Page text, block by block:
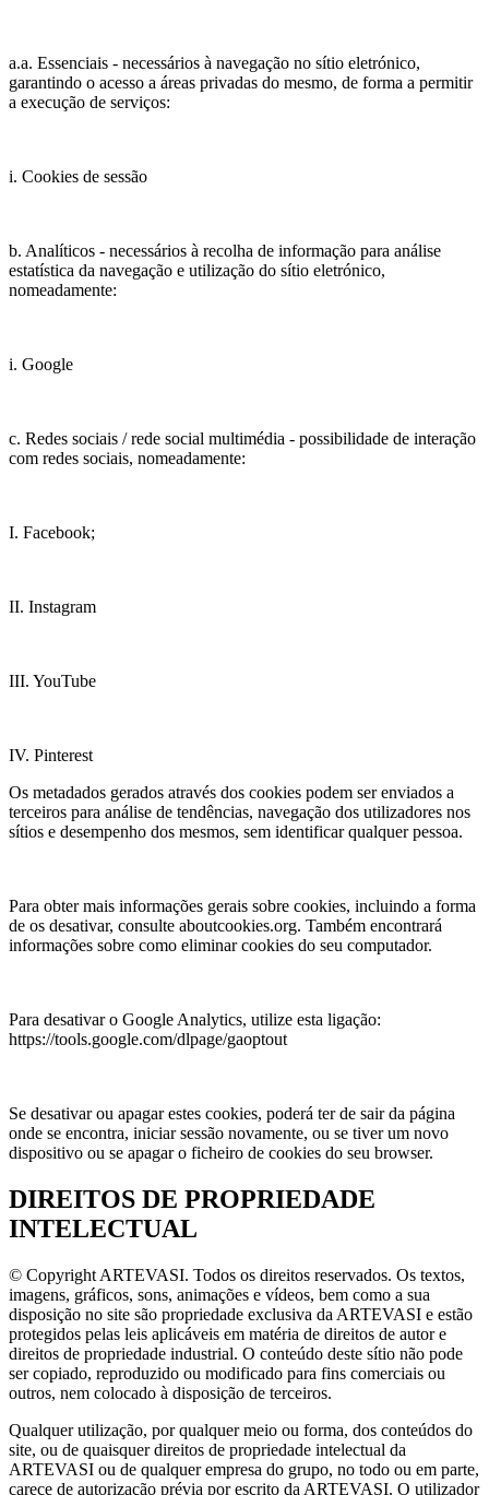
a.a. Essenciais - necessários à navegação no sítio eletrónico,
garantindo o acesso a áreas privadas do mesmo, de forma a permitir
a execução de serviços:
i. Cookies de sessão
b. Analíticos - necessários à recolha de informação para análise
estatística da navegação e utilização do sítio eletrónico,
nomeadamente:
i. Google
c. Redes sociais / rede social multimédia - possibilidade de interação
com redes sociais, nomeadamente:
I. Facebook;
II. Instagram
III. YouTube
IV. Pinterest
Os metadados gerados através dos cookies podem ser enviados a
terceiros para análise de tendências, navegação dos utilizadores nos
sítios e desempenho dos mesmos, sem identificar qualquer pessoa.
Para obter mais informações gerais sobre cookies, incluindo a forma
de os desativar, consulte aboutcookies.org. Também encontrará
informações sobre como eliminar cookies do seu computador.
Para desativar o Google Analytics, utilize esta ligação:
https://tools.google.com/dlpage/gaoptout
Se desativar ou apagar estes cookies, poderá ter de sair da página
onde se encontra, iniciar sessão novamente, ou se tiver um novo
dispositivo ou se apagar o ficheiro de cookies do seu browser.
DIREITOS DE PROPRIEDADE
INTELECTUAL
© Copyright ARTEVASI. Todos os direitos reservados. Os textos,
imagens, gráficos, sons, animações e vídeos, bem como a sua
disposição no site são propriedade exclusiva da ARTEVASI e estão
protegidos pelas leis aplicáveis em matéria de direitos de autor e
direitos de propriedade industrial. O conteúdo deste sítio não pode
ser copiado, reproduzido ou modificado para fins comerciais ou
outros, nem colocado à disposição de terceiros.
Qualquer utilização, por qualquer meio ou forma, dos conteúdos do
site, ou de quaisquer direitos de propriedade intelectual da
ARTEVASI ou de qualquer empresa do grupo, no todo ou em parte,
carece de autorização prévia por escrito da ARTEVASI. O utilizador